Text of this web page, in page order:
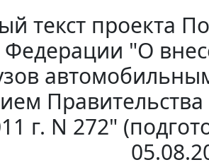
текст проекта
Федерации "О
г. N 272"